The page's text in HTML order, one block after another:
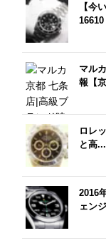
【今
マル
報【
ロレ
と高...
2016
ェン